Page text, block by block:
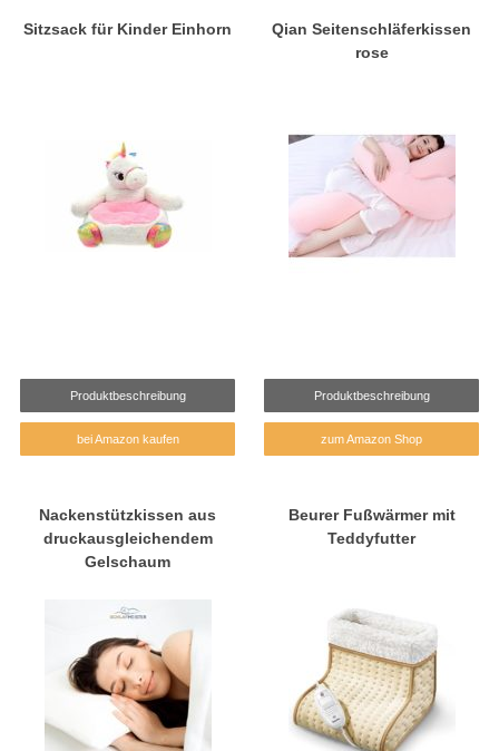
Sitzsack für Kinder Einhorn
Produktbeschreibung
bei Amazon kaufen
Qian Seitenschläferkissen
rose
Produktbeschreibung
zum Amazon Shop
Nackenstützkissen aus
druckausgleichendem
Gelschaum
Beurer Fußwärmer mit
Teddyfutter